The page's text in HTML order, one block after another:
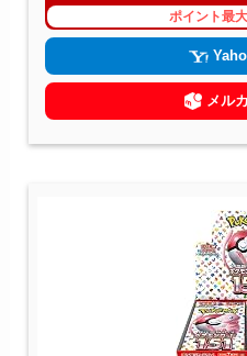
ポイント最
メル